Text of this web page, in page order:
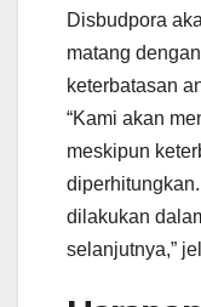
Disbudpora
matang
keterbatasan
“Kami akan
meskipun
dilakukan
selanjutnya,”